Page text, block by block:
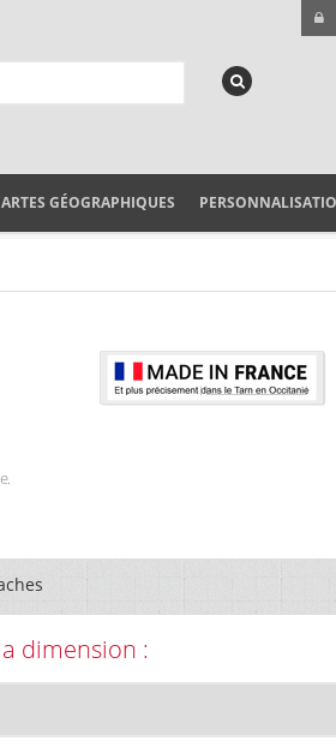
GÉOGRAPHIQUES
dimension :